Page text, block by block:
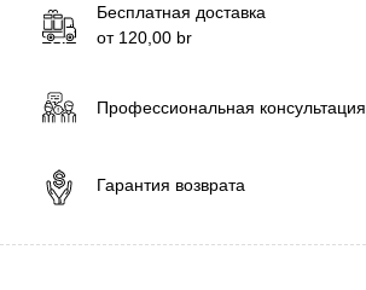
Бесплатная доставка
от 120,00 br
Профессиональная консультация
Гарантия возврата